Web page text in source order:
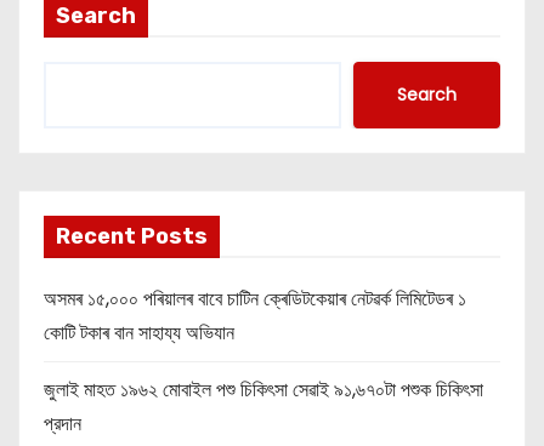
Search
Search
Recent Posts
অসমৰ ১৫,০০০ পৰিয়ালৰ বাবে চাটিন ক্ৰেডিটকেয়াৰ নেটৱৰ্ক লিমিটেডৰ ১
কোটি টকাৰ বান সাহায্য অভিযান
জুলাই মাহত ১৯৬২ মোবাইল পশু চিকিৎসা সেৱাই ৯১,৬৭০টা পশুক চিকিৎসা
প্রদান